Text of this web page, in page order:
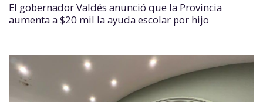
El gobernador Valdés anunció que la Provincia
aumenta a $20 mil la ayuda escolar por hijo